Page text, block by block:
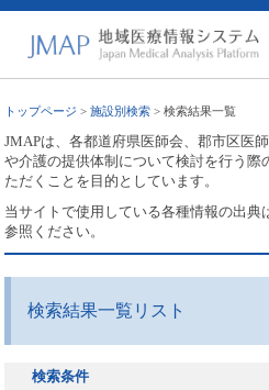
トップページ >施設別検索 > 検索結果一覧
JMAPは、各都道府県医師会、郡市区医
や介護の提供体制について検討を行う
ただくことを目的としています。
当サイトで使用している各種情報の出典
参照ください。
検索結果一覧リスト
検索条件